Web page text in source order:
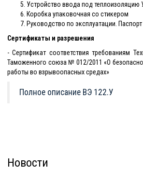
Устройство ввода под теплоизоляцию
Коробка упаковочная со стикером
Руководство по эксплуатации. Паспорт
Сертификаты и разрешения
- Сертификат соответствия требованиям
Таможенного союза № 012/2011 «О
работы во взрывоопасных средах»
Полное описание ВЭ 122.У
Новости